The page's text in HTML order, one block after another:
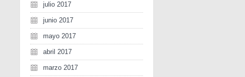
julio 2017
junio 2017
mayo 2017
abril 2017
marzo 2017